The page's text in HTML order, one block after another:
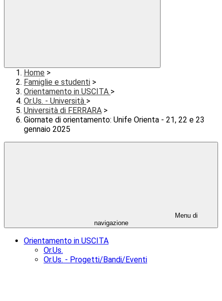
Home >
Famiglie e studenti >
Orientamento in USCITA >
Or.Us. - Università >
Università di FERRARA >
Giornate di orientamento: Unife Orienta - 21, 22 e 23
gennaio 2025
Menu di
navigazione
Orientamento in USCITA
Or.Us.
Or.Us. - Progetti/Bandi/Eventi